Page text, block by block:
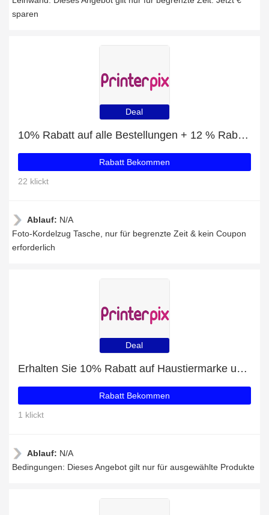
sparen
Deal
10% Rabatt auf alle Bestellungen + 12 % Rabatt auf Foto-Kordelzug Tasche
Rabatt Bekommen
22 klickt
Ablauf: N/A
Foto-Kordelzug Tasche, nur für begrenzte Zeit & kein Coupon
erforderlich
Deal
Erhalten Sie 10% Rabatt auf Haustiermarke und mehr
Rabatt Bekommen
1 klickt
Ablauf: N/A
Bedingungen: Dieses Angebot gilt nur für ausgewählte Produkte